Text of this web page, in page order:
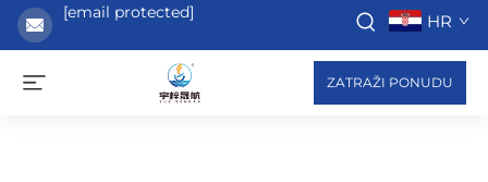
[email protected] HR
ZATRAŽI PONUDU